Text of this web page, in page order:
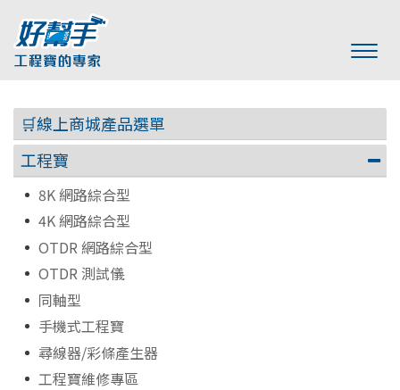
🛒線上商城產品選單
工程寶
8K 網路綜合型
4K 網路綜合型
OTDR 網路綜合型
OTDR 測試儀
同軸型
手機式工程寶
尋線器/彩條產生器
工程寶維修專區